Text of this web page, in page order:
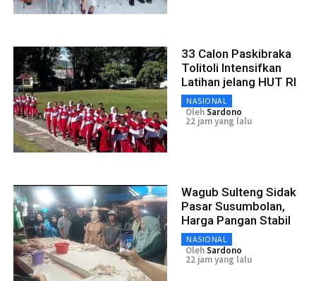
33 Calon Paskibraka
Tolitoli Intensifkan
Latihan jelang HUT RI
NASIONAL
OlehSardono
22 jam yang lalu
Wagub Sulteng Sidak
Pasar Susumbolan,
Harga Pangan Stabil
NASIONAL
OlehSardono
22 jam yang lalu